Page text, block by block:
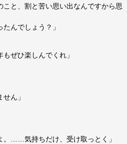
と、割と苦い思い出なんですから思
んでしょう？」
ぜひ楽しんでくれ」
ん」
。……気持ちだけ、受け取っとく」